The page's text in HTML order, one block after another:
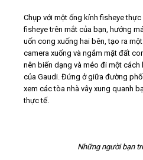
Chụp với một ống kính fisheye
fisheye trên mắt của bạn, hướng
uốn cong xuống hai bên, tạo ra
camera xuống và ngắm mặt đất
nên biến dạng và méo đi một
của Gaudi. Đứng ở giữa đường
xem các tòa nhà vây xung quanh
thực tế.
Những người bạn